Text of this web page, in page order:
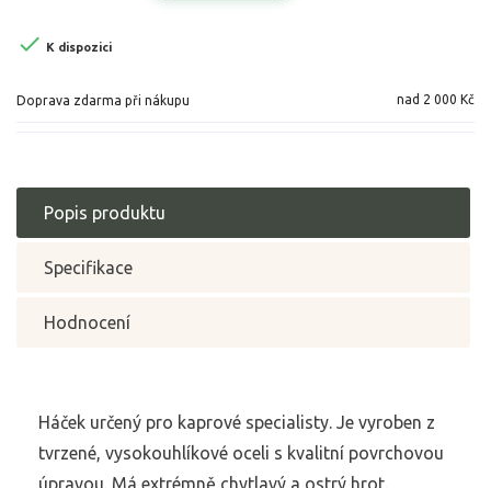
 K dispozici
Doprava zdarma při nákupu nad 2 000 Kč
Popis produktu
Specifikace
Hodnocení
Háček určený pro kaprové specialisty. Je vyroben z
tvrzené, vysokouhlíkové oceli s kvalitní povrchovou
úpravou. Má extrémně chytlavý a ostrý hrot.